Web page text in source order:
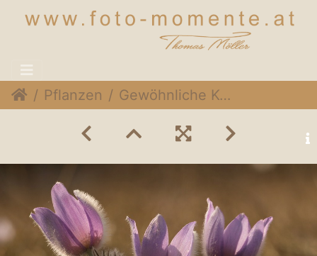
Pflanzen Gewöhnliche Kuhschelle (Pulsatilla vulgaris)